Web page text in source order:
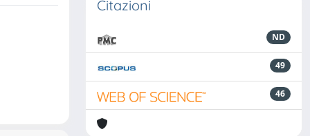
Citazioni
ND
49
46